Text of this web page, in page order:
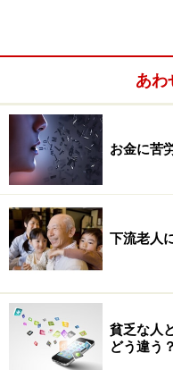
あわ
お金に苦
下流老人
貧乏な人
どう違う？